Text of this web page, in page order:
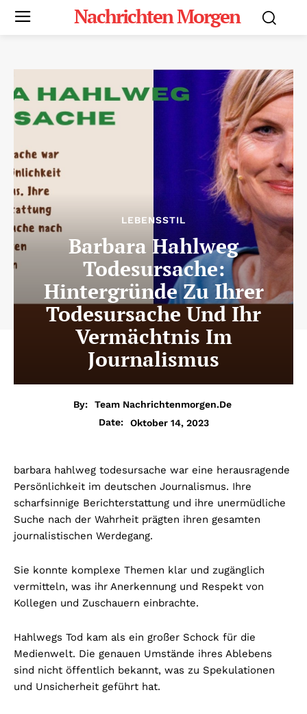
Nachrichten Morgen
LEBENSSTIL
Barbara Hahlweg
Todesursache:
Hintergründe Zu Ihrer
Todesursache Und Ihr
Vermächtnis Im
Journalismus
By:
Team Nachrichtenmorgen.de
Date:
Oktober 14, 2023
barbara hahlweg todesursache war eine herausragende
Persönlichkeit im deutschen Journalismus. Ihre
scharfsinnige Berichterstattung und ihre unermüdliche
Suche nach der Wahrheit prägten ihren gesamten
journalistischen Werdegang.
Sie konnte komplexe Themen klar und zugänglich
vermitteln, was ihr Anerkennung und Respekt von
Kollegen und Zuschauern einbrachte.
Hahlwegs Tod kam als ein großer Schock für die
Medienwelt. Die genauen Umstände ihres Ablebens
sind nicht öffentlich bekannt, was zu Spekulationen
und Unsicherheit geführt hat.